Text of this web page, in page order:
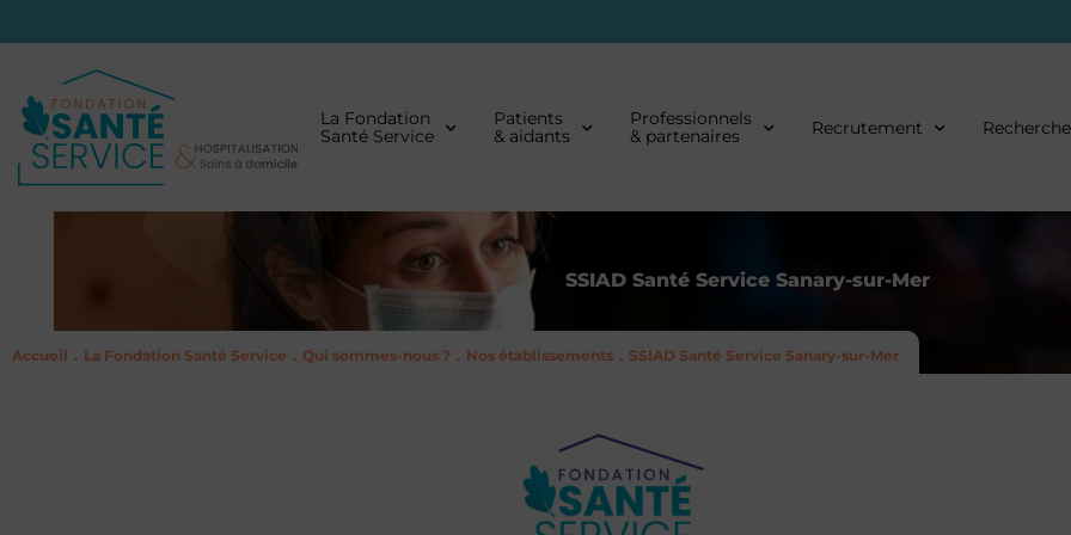
La Fondation
Santé Service
Patients
& aidants
Professionnels
& partenaires
Recrutement Recherche
SSIAD Santé Service Sanary-sur-Mer
Accueil . La Fondation Santé Service . Qui sommes-nous ? . Nos établissements . SSIAD Santé Service Sanary-sur-Mer